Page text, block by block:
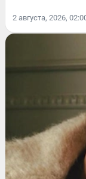
2 августа, 2026,